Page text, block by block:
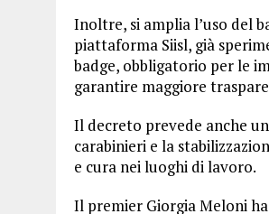
Inoltre, si amplia l’uso del
piattaforma Siisl, già
badge, obbligatorio per le
garantire maggiore
Il decreto prevede anche
carabinieri e la
e cura nei luoghi di lavoro.
Il premier Giorgia Meloni